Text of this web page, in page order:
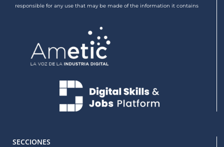
responsible for any use that may be made of the information it contains
SECCIONES